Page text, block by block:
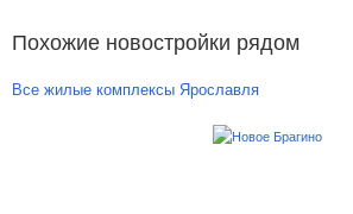
Похожие новостройки рядом
Все жилые комплексы Ярославля